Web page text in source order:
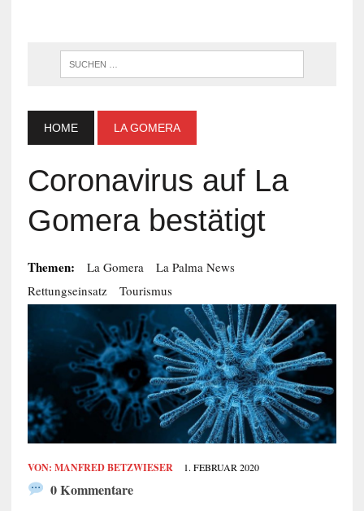
HOME LA GOMERA
Coronavirus auf La
Gomera bestätigt
Themen: La Gomera
La Palma News
Rettungseinsatz
Tourismus
VON: MANFRED BETZWIESER 1. FEBRUAR 2020
0 Kommentare